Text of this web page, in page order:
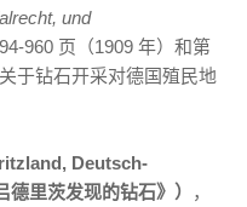
und
960 页（1909 年）和第
于钻石开采对德国殖民地
Deutsch-
里茨发现的钻石》）
，